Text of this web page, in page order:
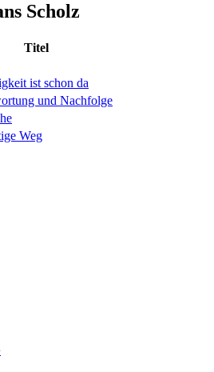
Scholz
Titel
ist schon da
und Nachfolge
Weg